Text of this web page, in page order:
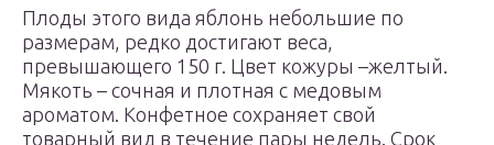
Плоды этого вида яблонь небольшие по
размерам, редко достигают веса,
превышающего 150 г. Цвет кожуры –желтый.
Мякоть – сочная и плотная с медовым
ароматом. Конфетное сохраняет свой
товарный вид в течение пары недель. Срок